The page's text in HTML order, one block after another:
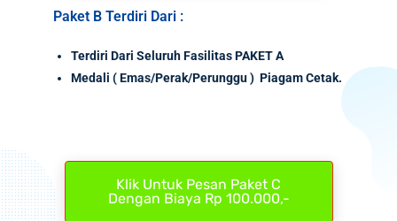
Paket B Terdiri Dari :
Terdiri Dari Seluruh Fasilitas PAKET A
Medali ( Emas/Perak/Perunggu ) Piagam Cetak.
Klik Untuk Pesan Paket C
Dengan Biaya Rp 100.000,-